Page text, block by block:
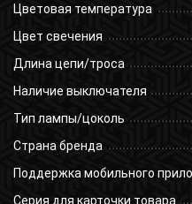
Цветовая температура
Цвет свечения
Длина цепи/троса
Наличие выключателя
Тип лампы/цоколь
Страна бренда
Поддержка мобильного
Серия для карточки товара